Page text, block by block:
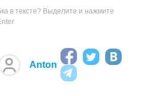
в тексте? Выделите и нажмите
Anton